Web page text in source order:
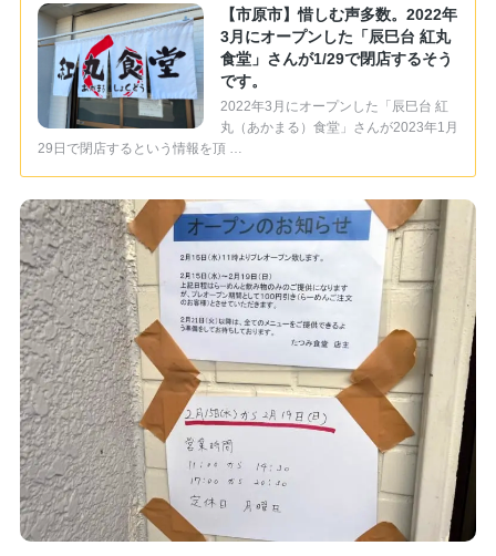
【市原市】惜しむ声多数。2022年
3月にオープンした「辰巳台 紅丸
食堂」さんが1/29で閉店するそう
です。
2022年3月にオープンした「辰巳台 紅
丸（あかまる）食堂」さんが2023年1月
29日で閉店するという情報を頂 …